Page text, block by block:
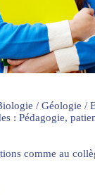
/ Géologie /
: Pédagogie,
comme au